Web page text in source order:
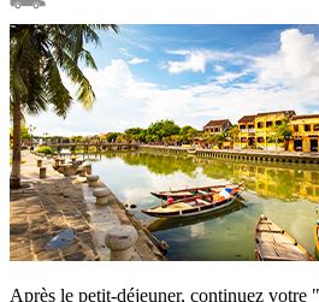
Après le petit-déjeuner, continuez votre "